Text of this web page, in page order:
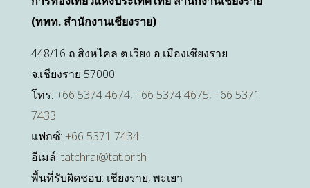
(ททท. สำนักงานเชียงราย)
448/16 ถ.สิงหไคล ต.เวียง อ.เมืองเชียงราย
จ.เชียงราย 57000
โทร: +66 5374 4674,+66 5374 4675,+66 5371
7433
แฟกซ์: +66 5371 7434
อีเมล์: tatchrai@tat.or.th
พื้นที่รับผิดชอบ: เชียงราย, พะเยา